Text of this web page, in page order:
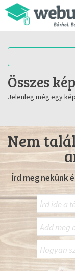
Összes
Jelenleg még egy
Nem
Írd meg nekünk